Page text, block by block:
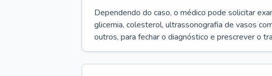
Dependendo do caso, o médico pode solicitar
glicemia, colesterol, ultrassonografia de vasos
outros, para fechar o diagnóstico e prescrever o